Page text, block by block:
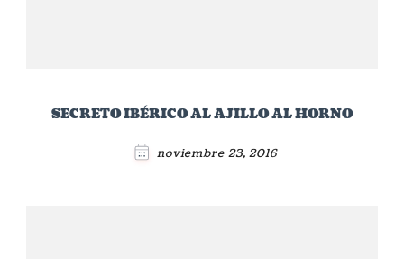
SECRETO IBÉRICO AL AJILLO AL HORNO
noviembre 23, 2016